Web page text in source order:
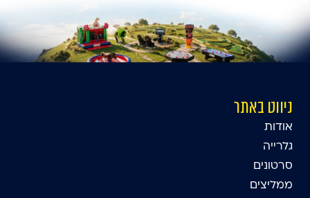
ניווט באתר
אודות
גלרייה
סרטונים
ממליצים